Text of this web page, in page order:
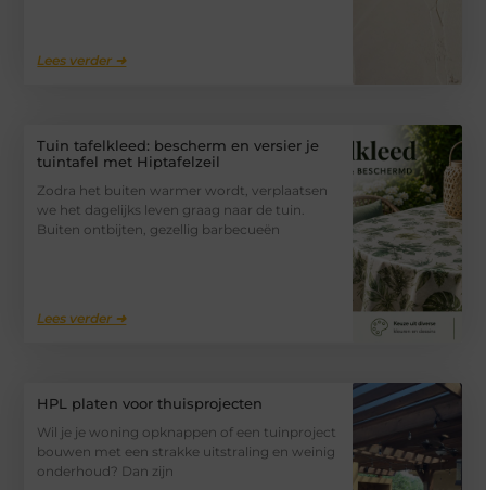
Lees verder ➜
Tuin tafelkleed: bescherm en versier je
tuintafel met Hiptafelzeil
Zodra het buiten warmer wordt, verplaatsen
we het dagelijks leven graag naar de tuin.
Buiten ontbijten, gezellig barbecueën
Lees verder ➜
HPL platen voor thuisprojecten
Wil je je woning opknappen of een tuinproject
bouwen met een strakke uitstraling en weinig
onderhoud? Dan zijn